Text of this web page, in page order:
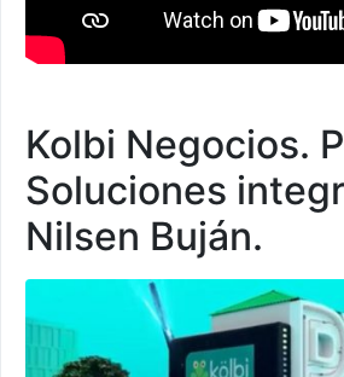
Kolbi Negocios.
Soluciones
Nilsen Buján.